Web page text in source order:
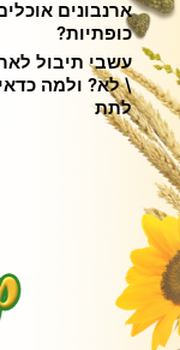
ארנבונים
כופתיות?
עשבי תיבול
\ לא? ולמה
לתת